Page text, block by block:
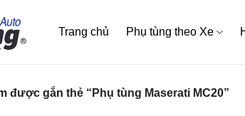
Trang chủ Phụ tùng theo Xe
được gắn thẻ “Phụ tùng Maserati MC20”